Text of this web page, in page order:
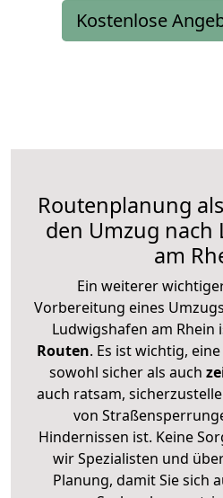
Kostenlose
Routenplanung
den Umzug nach
am
Ein weiterer
Vorbereitung eines
Ludwigshafen am Rhein
Routen. Es ist wichtig,
sowohl sicher als auch
auch ratsam,
von
Hindernissen ist. Keine
wir Spezialisten und
Planung, damit Sie sich